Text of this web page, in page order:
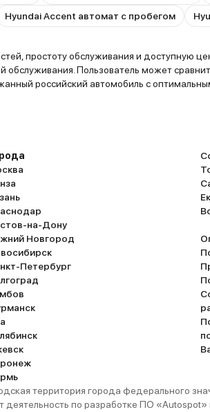
Hyundai Accent автомат с пробегом
простоту обслуживания и доступную
Пользователь может
российский автомобиль с
на-Дону
Новгород
Петербург
территория города федерального
по разработке ПО «Autospot»